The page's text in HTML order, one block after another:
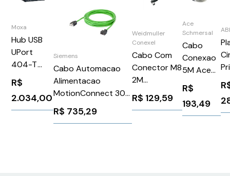
Moxa
Hub USB
UPort
404-T
sem
Adaptador
UPort
404-T w/o
R$
2.034,00
Siemens
Cabo Automacao
Alimentacao
MotionConnect 300
5M Servomotor
Siemens
R$ 735,29
Weidmuller
Conexel
Cabo Com
Conector M8
2M
Weidmuller
Conexel
9456150200
R$ 129,59
Ace
Schmersal
Cabo
Conexao
5M Ace
Schmersal
193787
R$
193,49